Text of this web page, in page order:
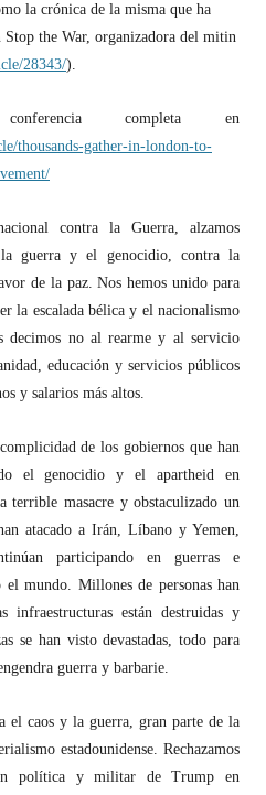
la crónica de la misma que ha
the War, organizadora del mitin
28343/).
completa en
thousands-gather-in-london-to-
contra la Guerra, alzamos
la guerra y el genocidio, contra la
de la paz. Nos hemos unido para
la escalada bélica y el nacionalismo
decimos no al rearme y al servicio
educación y servicios públicos
y salarios más altos.
de los gobiernos que han
el genocidio y el apartheid en
terrible masacre y obstaculizado un
atacado a Irán, Líbano y Yemen,
participando en guerras e
mundo. Millones de personas han
infraestructuras están destruidas y
se han visto devastadas, todo para
guerra y barbarie.
el caos y la guerra, gran parte de la
estadounidense. Rechazamos
política y militar de Trump en